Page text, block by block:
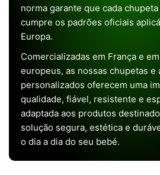
norma garante que cada
cumpre os padrões oficiais
Europa.
Comercializadas em França e
europeus, as nossas chupetas e
personalizados oferecem uma
qualidade, fiável, resistente e
adaptada aos produtos
solução segura, estética e
o dia a dia do seu bebé.